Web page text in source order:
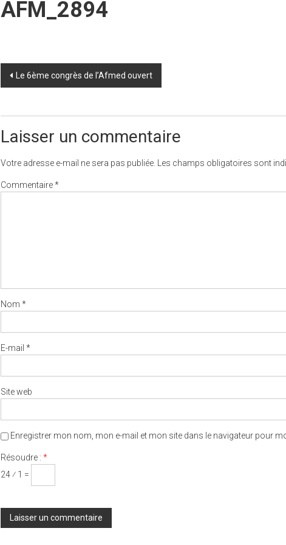
AFM_2894
Post
Le 6ème congrès de l’Afmed ouvert
Laisser un commentaire
Votre adresse e-mail ne sera pas publiée. Les champs obligatoires sont
Commentaire*
Nom *
E-mail *
Site web
Enregistrer mon nom, mon e-mail et mon site dans le navigateur pour
Résoudre : *
24 ⁄ 1 =